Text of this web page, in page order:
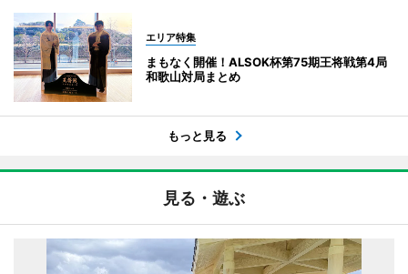
エリア特集
まもなく開催！ALSOK杯第75期王将戦第4局
和歌山対局まとめ
もっと見る
見る・遊ぶ